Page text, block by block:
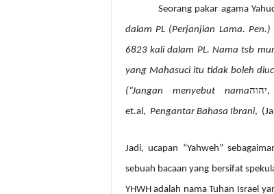
Seorang pakar agama
dalam PL (Perjanjian Lama. Pen.)
6823 kali dalam PL. Nama tsb
yang Mahasuci itu tidak boleh
(“Jangan menyebut namaיהוה
et.al, Pengantar Bahasa Ibrani,
Jadi, ucapan “Yahweh”
sebuah bacaan yang bersifat
YHWH adalah nama Tuhan Israel